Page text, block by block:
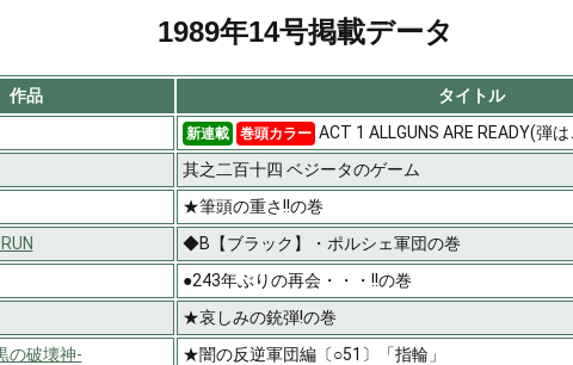
1989年14号掲載データ
作品
タイトル
新連載 巻頭カラー ACT 1 ALLGUNS ARE READY(弾
其之二百十四 ベジータのゲーム
★筆頭の重さ!!の巻
◆B【ブラック】・ポルシェ軍団の巻
●243年ぶりの再会・・・!!の巻
★哀しみの銃弾!の巻
の破壊神-
★闇の反逆軍団編〔○51〕「指輪」